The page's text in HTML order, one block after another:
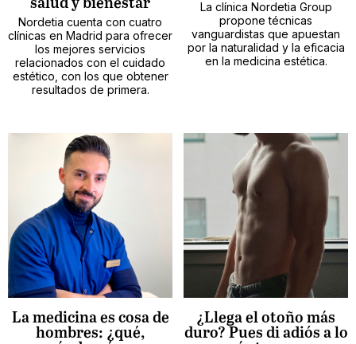
salud y bienestar
Nordetia cuenta con cuatro
clínicas en Madrid para ofrecer
los mejores servicios
relacionados con el cuidado
estético, con los que obtener
resultados de primera.
La clínica Nordetia Group
propone técnicas
vanguardistas que apuestan
por la naturalidad y la eficacia
en la medicina estética.
La medicina es cosa de
hombres: ¿qué,
¿Llega el otoño más
duro? Pues di adiós a lo